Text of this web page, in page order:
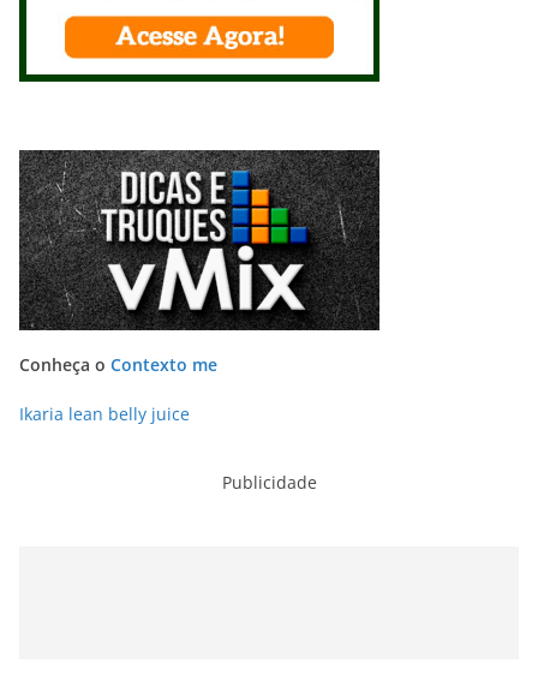
Conheça o Contexto me
Ikaria lean belly juice
Publicidade